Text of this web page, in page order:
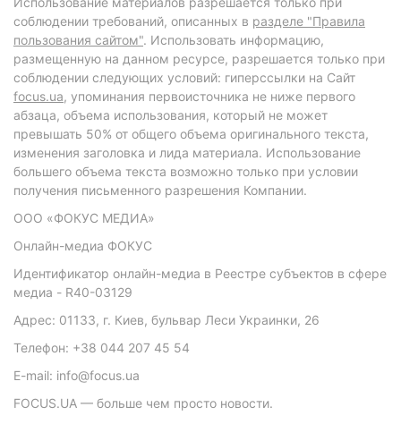
соблюдении требований, описанных в разделе "Правила
пользования сайтом". Использовать информацию,
размещенную на данном ресурсе, разрешается только при
соблюдении следующих условий: гиперссылки на Сайт
focus.ua, упоминания первоисточника не ниже первого
абзаца, объема использования, который не может
превышать 50% от общего объема оригинального текста,
изменения заголовка и лида материала. Использование
большего объема текста возможно только при условии
получения письменного разрешения Компании.
ООО «ФОКУС МЕДИА»
Онлайн-медиа ФОКУС
Идентификатор онлайн-медиа в Реестре субъектов в сфере
медиа - R40-03129
Адрес: 01133, г. Киев, бульвар Леси Украинки, 26
Телефон: +38 044 207 45 54
E-mail: info@focus.ua
FOCUS.UA — больше чем просто новости.